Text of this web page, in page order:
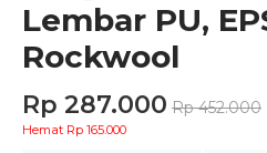
Lembar PU,
Rockwool
Rp 287.000 Rp 452.000
Hemat Rp 165.000